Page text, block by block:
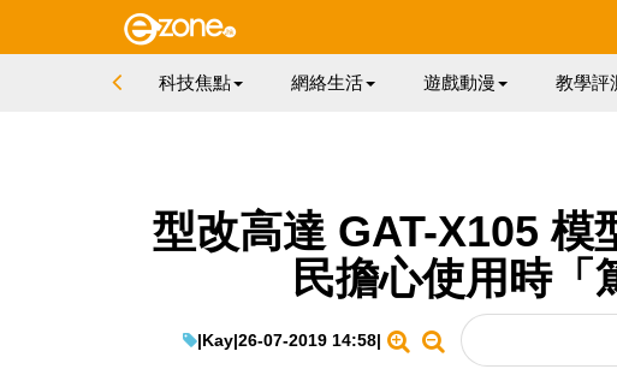
科技焦點 網絡生活 遊戲動漫 教學評
型改高達 GAT-X105 模
民擔心使用時「
|Kay|26-07-2019 14:58|